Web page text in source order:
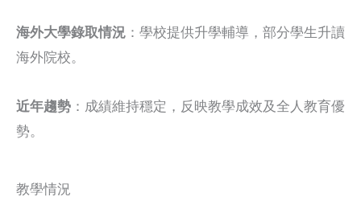
海外大學錄取情況 ：學校提供升學輔導，部分學生升讀
海外院校。
近年趨勢 ：成績維持穩定，反映教學成效及全人教育優
勢。
教學情況